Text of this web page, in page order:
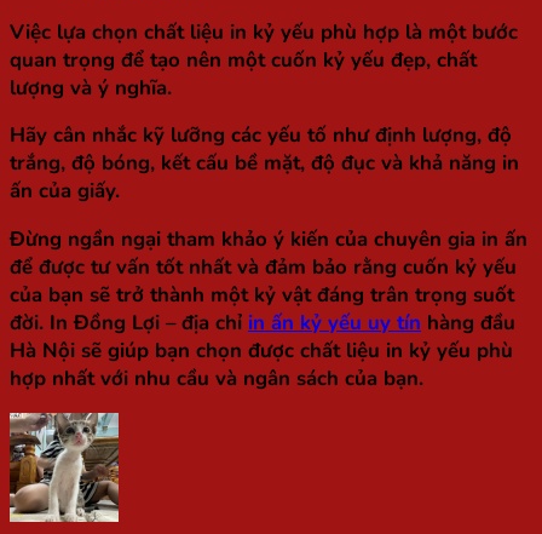
Việc lựa chọn chất liệu in kỷ yếu phù hợp là một bước
quan trọng để tạo nên một cuốn kỷ yếu đẹp, chất
lượng và ý nghĩa.
Hãy cân nhắc kỹ lưỡng các yếu tố như định lượng, độ
trắng, độ bóng, kết cấu bề mặt, độ đục và khả năng in
ấn của giấy.
Đừng ngần ngại tham khảo ý kiến của chuyên gia in ấn
để được tư vấn tốt nhất và đảm bảo rằng cuốn kỷ yếu
của bạn sẽ trở thành một kỷ vật đáng trân trọng suốt
đời. In Đồng Lợi – địa chỉ in ấn kỷ yếu uy tín hàng đầu
Hà Nội sẽ giúp bạn chọn được chất liệu in kỷ yếu phù
hợp nhất với nhu cầu và ngân sách của bạn.